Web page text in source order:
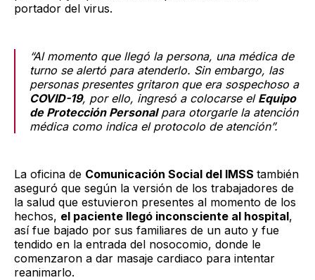
portador del virus.
“Al momento que llegó la persona, una médica de
turno se alertó para atenderlo. Sin embargo, las
personas presentes gritaron que era sospechoso a
COVID-19, por ello, ingresó a colocarse el Equipo
de Protección Personalpara otorgarle la atención
médica como indica el protocolo de atención”.
La oficina de Comunicación Social del IMSS también
aseguró que según la versión de los trabajadores de
la salud que estuvieron presentes al momento de los
hechos, el paciente llegó inconsciente al hospital,
así fue bajado por sus familiares de un auto y fue
tendido en la entrada del nosocomio, donde le
comenzaron a dar masaje cardiaco para intentar
reanimarlo.